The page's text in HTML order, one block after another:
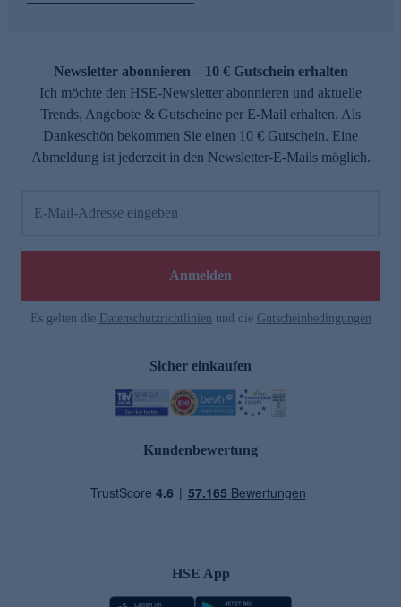
Newsletter abonnieren – 10 € Gutschein erhalten
Ich möchte den HSE-Newsletter abonnieren und aktuelle
Trends, Angebote & Gutscheine per E-Mail erhalten. Als
Dankeschön bekommen Sie einen 10 € Gutschein. Eine
Abmeldung ist jederzeit in den Newsletter-E-Mails möglich.
E-Mail-Adresse eingeben
Anmelden
Es gelten die Datenschutzrichtlinien und die Gutscheinbedingungen
Sicher einkaufen
Kundenbewertung
HSE App